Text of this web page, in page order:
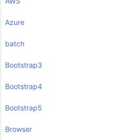
Azure
batch
Bootstrap3
Bootstrap4
Bootstrap5
Browser